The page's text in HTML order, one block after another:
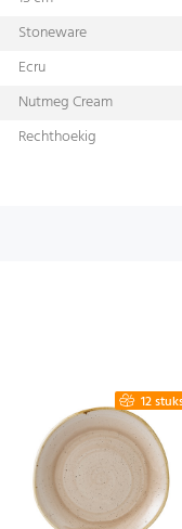
Stoneware
Ecru
Nutmeg Cream
Rechthoekig
12